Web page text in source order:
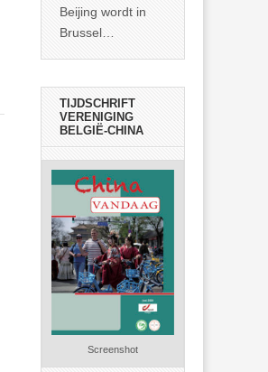
Beijing wordt in
Brussel
economische
agressie. In
werkelijkheid
verhult die
spectaculaire
rekensom vooral
de industriële
achterstand die
… >> lees meer
TIJDSCHRIFT
VERENIGING
BELGIË-CHINA
Screenshot